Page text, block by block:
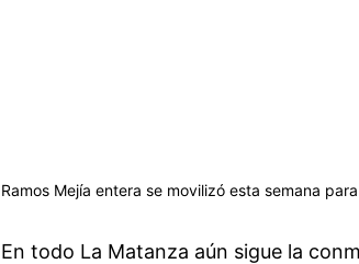
Ramos Mejía entera se movilizó esta semana
En todo La Matanza aún sigue la